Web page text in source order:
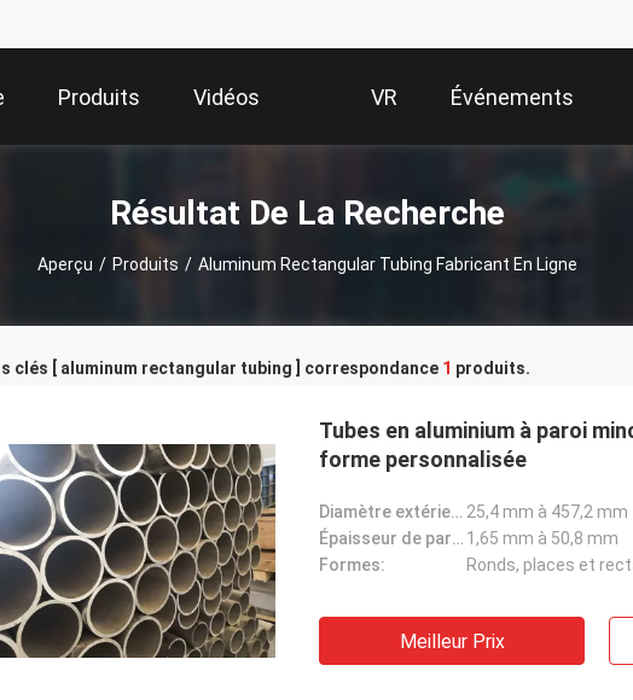
Produits Vidéos VR
Show
Événements
Résultat De La Recherche
Aperçu / Produits / Aluminum Rectangular Tubing Fabricant En Ligne
clés [ aluminum rectangular tubing ] correspondance 1 produits.
Tubes en aluminium à paroi
forme personnalisée
Diamètre extérieur: 25,4 mm à 457,2 mm
Épaisseur de paroi: 1,65 mm à 50,8 mm
Formes:
Ronds, places et
Meilleur Prix